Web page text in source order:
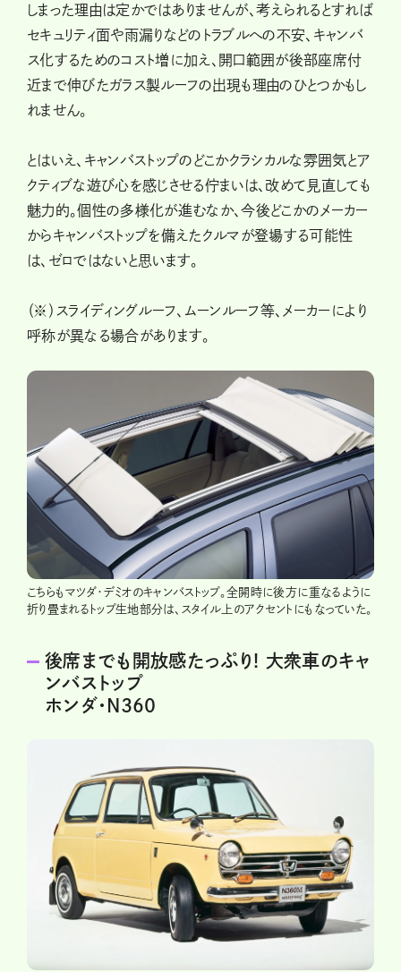
しまった理由は定かではありませんが、考えられるとすれば
セキュリティ面や雨漏りなどのトラブルへの不安、キャンバ
ス化するためのコスト増に加え、開口範囲が後部座席付
近まで伸びたガラス製ルーフの出現も理由のひとつかもし
れません。
とはいえ、キャンバストップのどこかクラシカルな雰囲気とア
クティブな遊び心を感じさせる佇まいは、改めて見直しても
魅力的。個性の多様化が進むなか、今後どこかのメーカー
からキャンバストップを備えたクルマが登場する可能性
は、ゼロではないと思います。
（※）スライディングルーフ、ムーンルーフ等、メーカーにより
呼称が異なる場合があります。
こちらもマツダ・デミオのキャンバストップ。全開時に後方に重なるように
折り畳まれるトップ生地部分は、スタイル上のアクセントにもなっていた。
後席までも開放感たっぷり! 大衆車のキャ
ンバストップ
ホンダ・N360